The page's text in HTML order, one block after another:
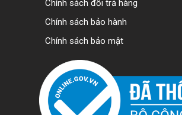
Chính sách đổi trả hàng
Chính sách bảo hành
Chính sách bảo mật